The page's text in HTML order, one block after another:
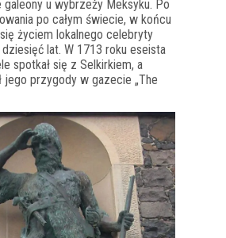
galeony u wybrzeży Meksyku. Po
po całym świecie, w końcu
życiem lokalnego celebryty
lat. W 1713 roku eseista
spotkał się z Selkirkiem, a
jego przygody w gazecie „The